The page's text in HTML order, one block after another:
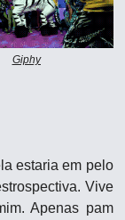
Giphy
estaria em pelo
Vive
Apenas pam